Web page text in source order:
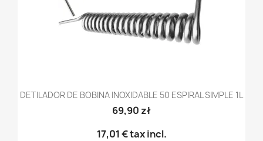
DETILADOR DE BOBINA INOXIDABLE 50 ESPIRAL SIMPLE 1L
69,90 zł
17,01 €tax incl.